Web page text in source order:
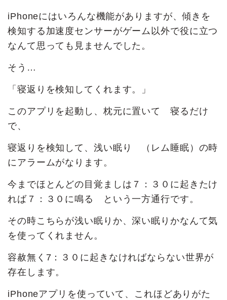
iPhoneにはいろんな機能がありますが、傾きを
検知する加速度センサーがゲーム以外で役に立つ
なんて思っても見ませんでした。
そう…
「寝返りを検知してくれます。」
このアプリを起動し、枕元に置いて 寝るだけ
で、
寝返りを検知して、浅い眠り （レム睡眠）の時
にアラームがなります。
今までほとんどの目覚ましは７：３０に起きたけ
れば７：３０に鳴る という一方通行です。
その時こちらが浅い眠りか、深い眠りかなんて気
を使ってくれません。
容赦無く7：３０に起きなければならない世界が
存在します。
iPhoneアプリを使っていて、これほどありがた